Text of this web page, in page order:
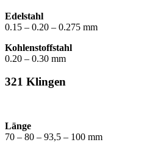
Edelstahl
0.15 – 0.20 – 0.275 mm
Kohlenstoffstahl
0.20 – 0.30 mm
321 Klingen
Länge
70 – 80 – 93,5 – 100 mm